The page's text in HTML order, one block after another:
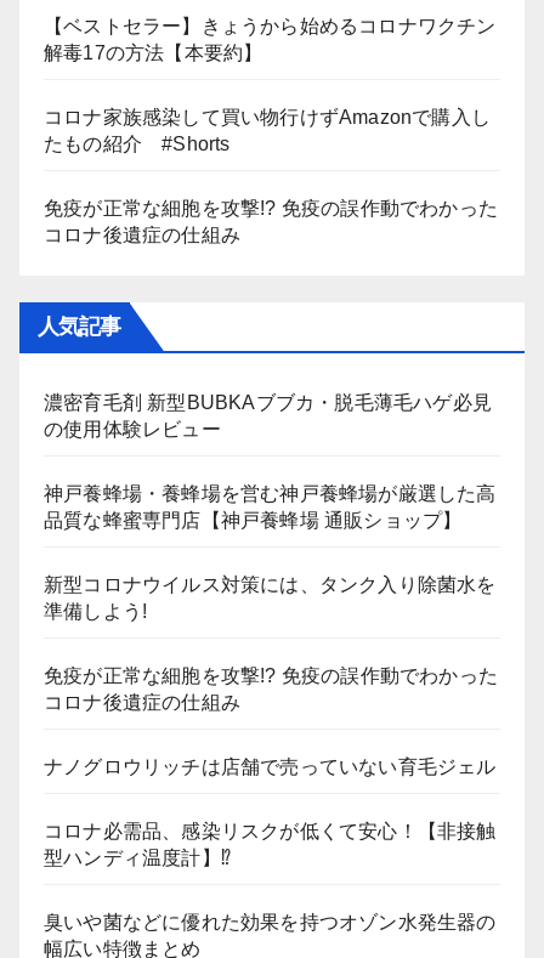
【ベストセラー】きょうから始めるコロナワクチン
解毒17の方法【本要約】
コロナ家族感染して買い物行けずAmazonで購入し
たもの紹介 #Shorts
免疫が正常な細胞を攻撃!? 免疫の誤作動でわかった
コロナ後遺症の仕組み
人気記事
濃密育毛剤 新型BUBKAブブカ・脱毛薄毛ハゲ必見
の使用体験レビュー
神戸養蜂場・養蜂場を営む神戸養蜂場が厳選した高
品質な蜂蜜専門店【神戸養蜂場 通販ショップ】
新型コロナウイルス対策には、タンク入り除菌水を
準備しよう!
免疫が正常な細胞を攻撃!? 免疫の誤作動でわかった
コロナ後遺症の仕組み
ナノグロウリッチは店舗で売っていない育毛ジェル
コロナ必需品、感染リスクが低くて安心！【非接触
型ハンディ温度計】⁉
臭いや菌などに優れた効果を持つオゾン水発生器の
幅広い特徴まとめ